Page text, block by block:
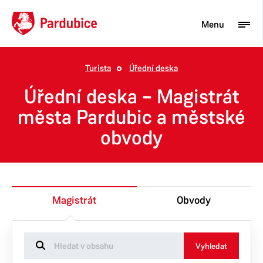
Turista
Aktuality
Občan
Turista Úřední deska
Úřední deska – Magistrát
města Pardubic a městské
obvody
Magistrát Obvody
Vyhledat
Menu